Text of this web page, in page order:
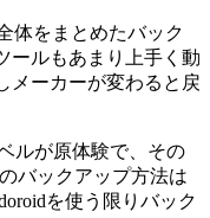
体をまとめたバック
ールもあまり上手く動
メーカーが変わると戻
ルが原体験で、その
バックアップ方法は
を使う限りバック